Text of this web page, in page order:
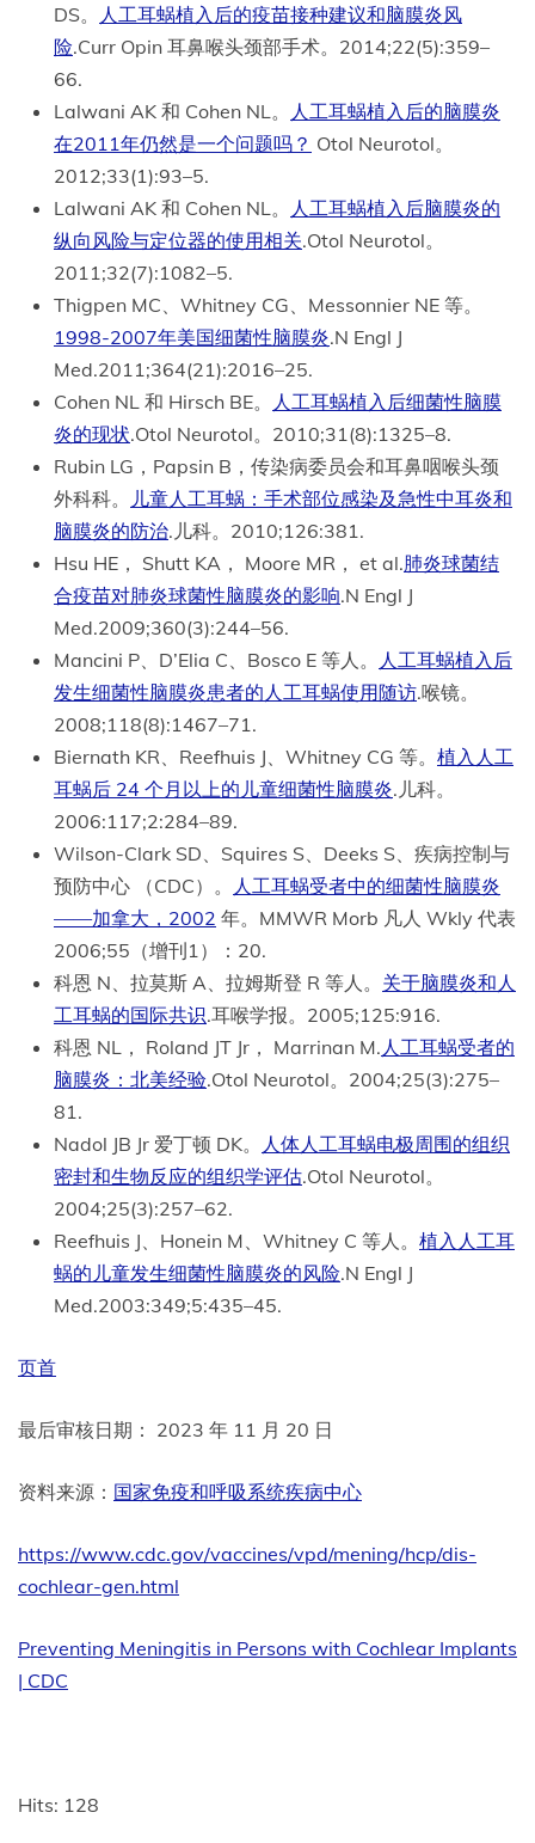
DS。
人工耳蜗植入后的疫苗接种建议和脑膜炎风
险.Curr Opin 耳鼻喉头颈部手术。2014;22(5):359–
66.
Lalwani AK 和 Cohen NL。
人工耳蜗植入后的脑膜炎
在2011年仍然是一个问题吗？ Otol Neurotol。
2012;33(1):93–5.
Lalwani AK 和 Cohen NL。
人工耳蜗植入后脑膜炎的
纵向风险与定位器的使用相关.Otol Neurotol。
2011;32(7):1082–5.
Thigpen MC、Whitney CG、Messonnier NE 等。
1998-2007年美国细菌性脑膜炎.N Engl J
Med.2011;364(21):2016–25.
Cohen NL 和 Hirsch BE。
人工耳蜗植入后细菌性脑膜
炎的现状.Otol Neurotol。2010;31(8):1325–8.
Rubin LG，Papsin B，传染病委员会和耳鼻咽喉头颈
外科科。
儿童人工耳蜗：手术部位感染及急性中耳炎和
脑膜炎的防治.儿科。2010;126:381.
Hsu HE， Shutt KA， Moore MR， et al.肺炎球菌结
合疫苗对肺炎球菌性脑膜炎的影响.N Engl J
Med.2009;360(3):244–56.
Mancini P、D’Elia C、Bosco E 等人。
人工耳蜗植入后
发生细菌性脑膜炎患者的人工耳蜗使用随访.喉镜。
2008;118(8):1467–71.
Biernath KR、Reefhuis J、Whitney CG 等。 植入人工
耳蜗后 24 个月以上的儿童细菌性脑膜炎.儿科。
2006:117;2:284–89.
Wilson-Clark SD、Squires S、Deeks S、疾病控制与
预防中心 （CDC）。
人工耳蜗受者中的细菌性脑膜炎
——加拿大，2002 年。MMWR Morb 凡人 Wkly 代表
2006;55（增刊1）：20.
科恩 N、拉莫斯 A、拉姆斯登 R 等人。 关于脑膜炎和人
工耳蜗的国际共识.耳喉学报。2005;125:916.
科恩 NL， Roland JT Jr， Marrinan M. 人工耳蜗受者的
脑膜炎：北美经验.Otol Neurotol。2004;25(3):275–
81.
Nadol JB Jr 爱丁顿 DK。
人体人工耳蜗电极周围的组织
密封和生物反应的组织学评估.Otol Neurotol。
2004;25(3):257–62.
Reefhuis J、Honein M、Whitney C 等人。 植入人工耳
蜗的儿童发生细菌性脑膜炎的风险.N Engl J
Med.2003:349;5:435–45.
页首
最后审核日期： 2023 年 11 月 20 日
资料来源： 国家免疫和呼吸系统疾病中心
https://www.cdc.gov/vaccines/vpd/mening/hcp/dis-
cochlear-gen.html
Preventing Meningitis in Persons with Cochlear Implants
| CDC
Hits: 128